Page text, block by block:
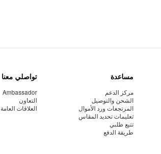
مساعدة
مركز الدعم
الشحن والتوصيل
المرتجعات ورد الأموال
تعليمات تحديد المقاس
تتبع طلبي
طريقة الدفع
تواصلي معنا
Ambassador
التعاون
العلاقات العامة